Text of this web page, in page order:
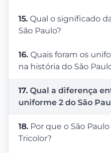
15. Qual o significado
São Paulo?
16. Quais foram os
na história do São
17. Qual a diferença
uniforme 2 do São
18. Por que o São
Tricolor?